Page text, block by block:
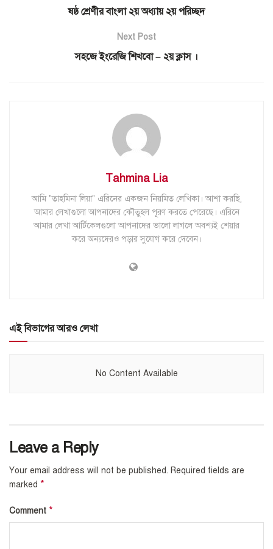
ষষ্ঠ শ্রেণীর বাংলা ২য় অধ্যায় ২য় পরিচ্ছদ
Next Post
সহজে ইংরেজি শিখবো – ২য় ক্লাস ।
Tahmina Lia
আমি "তাহমিনা লিয়া" এরিনের একজন নিয়মিত লেখিকা। আশা করছি,
আমার লেখাগুলো আপনাদের কৌতুহল পূরণ করতে পেরেছে। এরিনে
আমার লেখা আর্টিকেলগুলো আপনাদের ভালো লাগলে অবশ্যই শেয়ার
করে অন্যদেরও পড়ার সুযোগ করে দেবেন।
এই বিভাগের আরও লেখা
No Content Available
Leave a Reply
Your email address will not be published. Required fields are
marked *
Comment *